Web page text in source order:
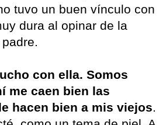
tuvo un buen vínculo con
dura al opinar de la
con ella. Somos
me caen bien las
hacen bien a mis viejos.